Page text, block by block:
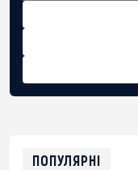
ПОПУЛЯРНІ